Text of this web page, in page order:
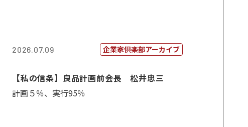
2026.07.09 企業家倶楽部アーカイブ
【私の信条】良品計画前会長 松井忠三
計画５％、実行95％